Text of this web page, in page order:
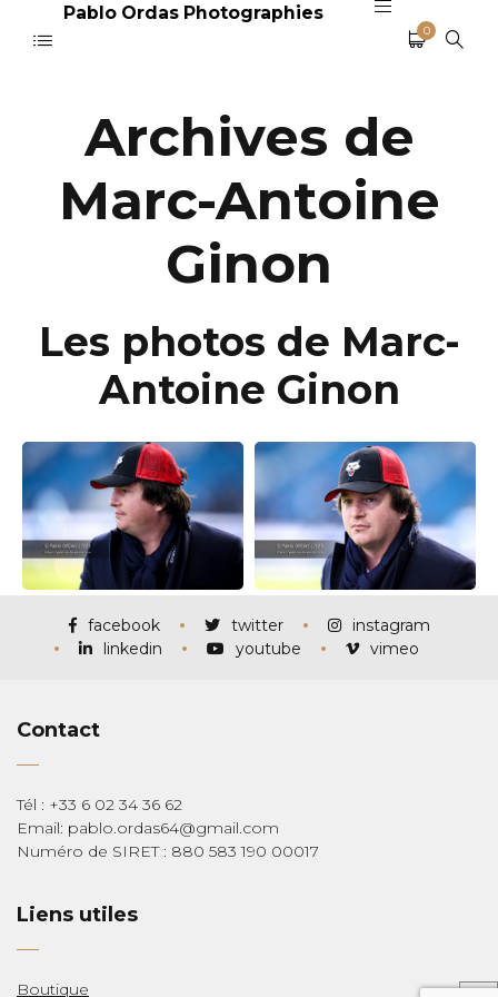
Pablo Ordas Photographies
0
Archives de
Marc-Antoine
Ginon
Les photos de Marc-
Antoine Ginon
facebook twitter
instagram
linkedin
youtube vimeo
Contact
Tél : +33 6 02 34 36 62
Email: pablo.ordas64@gmail.com
Numéro de SIRET : 880 583 190 00017
Liens utiles
Boutique